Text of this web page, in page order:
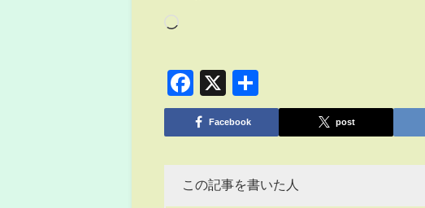
Facebook
X
有
Facebook post
この記事を書いた人